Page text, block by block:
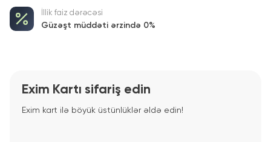
İllik faiz dərəcəsi
Güzəşt müddəti ərzində 0%
Exim Kartı sifariş edin
Exim kart ilə böyük üstünlüklər əldə edin!